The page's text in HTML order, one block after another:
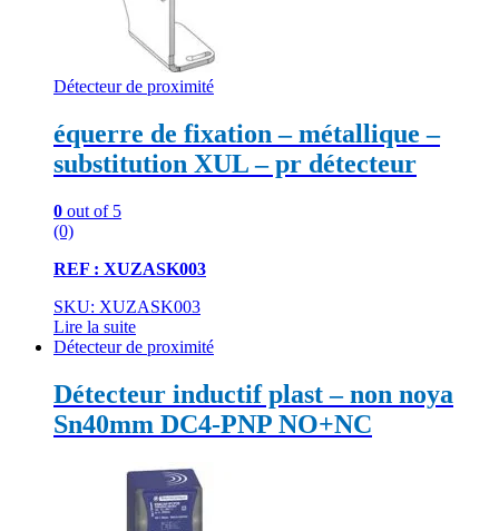
Détecteur de proximité
équerre de fixation – métallique –
substitution XUL – pr détecteur
0 out of 5
(0)
REF : XUZASK003
SKU: XUZASK003
Lire la suite
Détecteur de proximité
Détecteur inductif plast – non noya
Sn40mm DC4-PNP NO+NC